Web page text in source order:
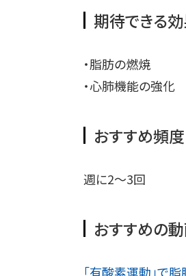
期待できる
・脂肪の燃焼
・心肺機能の強化
おすすめ頻度
週に2～3回
おすすめの
「有酸素運動」で